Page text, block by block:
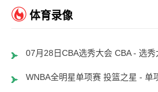
体育录像
07月28日CBA选秀大会 CBA - 选
WNBA全明星单项赛 投篮之星 - 单